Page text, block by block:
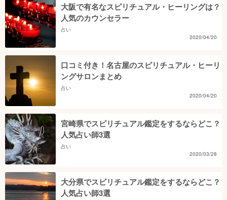
大阪で有名なスピリチュアル・ヒーリングは？
人気のカウンセラー
占い
2020/04/20
口コミ付き！名古屋のスピリチュアル・ヒーリ
ングサロンまとめ
占い
2020/04/20
宮崎県でスピリチュアル鑑定をするならどこ？
人気占い師3選
占い
2020/03/28
大分県でスピリチュアル鑑定をするならどこ？
人気占い師3選